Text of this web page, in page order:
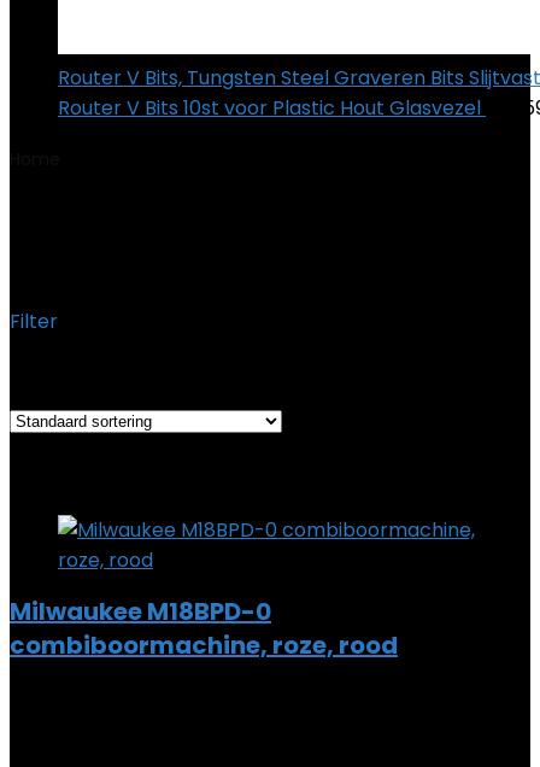
Router V Bits, Tungsten Steel Graveren Bits
Router V Bits 10st voor Plastic Hout Glasvezel
Filter
Milwaukee M18BPD-0
combiboormachine, roze, rood